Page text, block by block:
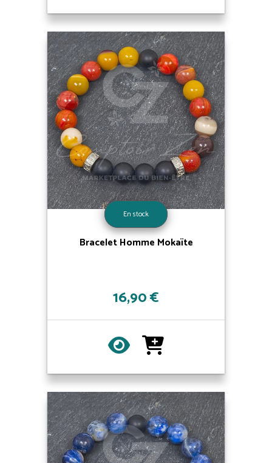
En stock
Bracelet Homme Mokaïte
16,90 €